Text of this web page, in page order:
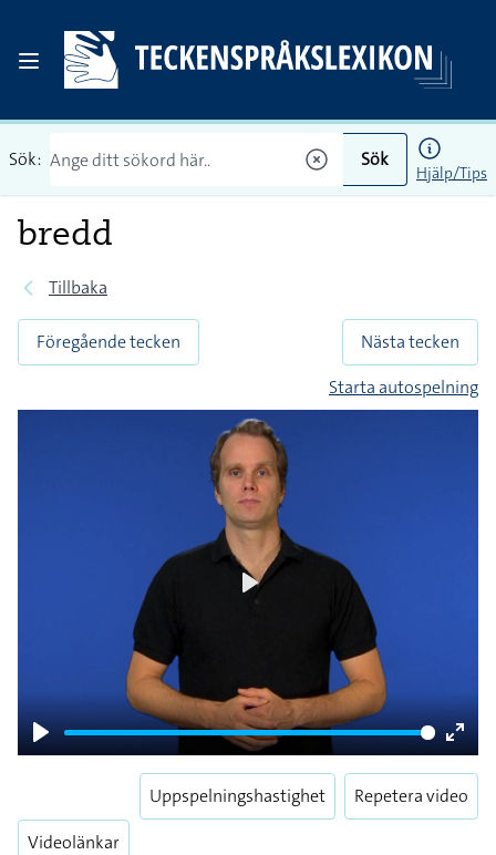
Sök: Sök
Hjälp/Tips
bredd
Tillbaka
Föregående tecken
Nästa tecken
Starta autospelning
Play
Enter
Videolänkar
Uppspelningshastighet Repetera video